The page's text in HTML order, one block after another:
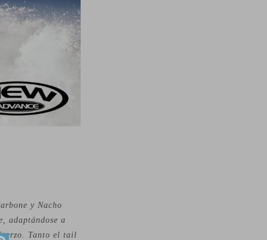
y Nacho
adaptándose a
Tanto el tail